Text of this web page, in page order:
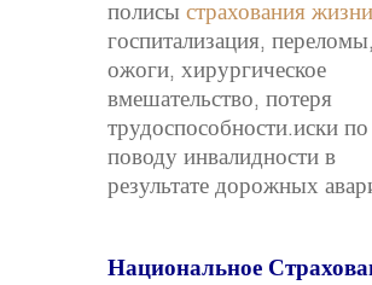
полисы страхования жизни
госпитализация, переломы,
ожоги, хирургическое
вмешательство, потеря
трудоспособности.иски по
поводу инвалидности в
результате дорожных
Национальное